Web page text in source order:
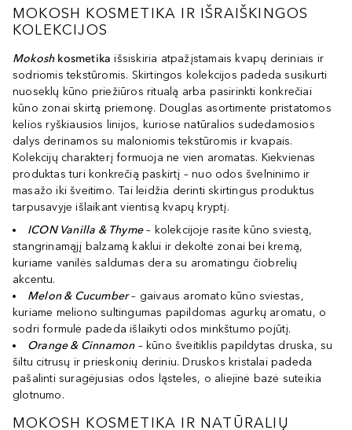
MOKOSH KOSMETIKA IR IŠRAIŠKINGOS
KOLEKCIJOS
Mokoshkosmetika išsiskiria atpažįstamais kvapų deriniais ir
sodriomis tekstūromis. Skirtingos kolekcijos padeda susikurti
nuoseklų kūno priežiūros ritualą arba pasirinkti konkrečiai
kūno zonai skirtą priemonę. Douglas asortimente pristatomos
kelios ryškiausios linijos, kuriose natūralios sudedamosios
dalys derinamos su maloniomis tekstūromis ir kvapais.
Kolekcijų charakterį formuoja ne vien aromatas. Kiekvienas
produktas turi konkrečią paskirtį – nuo odos švelninimo ir
masažo iki šveitimo. Tai leidžia derinti skirtingus produktus
tarpusavyje išlaikant vientisą kvapų kryptį.
ICON Vanilla & Thyme– kolekcijoje rasite kūno sviestą,
stangrinamąjį balzamą kaklui ir dekoltė zonai bei kremą,
kuriame vanilės saldumas dera su aromatingu čiobrelių
akcentu.
Melon & Cucumber– gaivaus aromato kūno sviestas,
kuriame meliono sultingumas papildomas agurkų aromatu, o
sodri formulė padeda išlaikyti odos minkštumo pojūtį.
Orange & Cinnamon– kūno šveitiklis papildytas druska, su
šiltu citrusų ir prieskonių deriniu. Druskos kristalai padeda
pašalinti suragėjusias odos ląsteles, o aliejinė bazė suteikia
glotnumo.
MOKOSH KOSMETIKA IR NATŪRALIŲ